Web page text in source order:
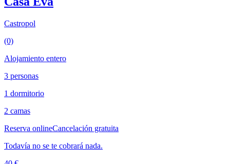
Castropol
(0)
Alojamiento entero
3 personas
1 dormitorio
2 camas
Reserva onlineCancelación gratuita
Todavía no se te cobrará nada.